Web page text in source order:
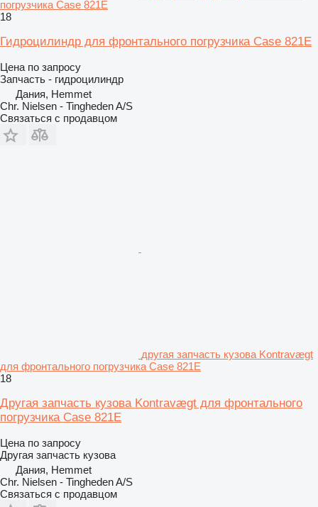
погрузчика Case 821E
18
Гидроцилиндр для фронтального погрузчика Case 821E
Цена по запросу
Запчасть - гидроцилиндр
Дания, Hemmet
Chr. Nielsen - Tingheden A/S
Связаться с продавцом
другая запчасть кузова Kontravægt
для фронтального погрузчика Case 821E
18
Другая запчасть кузова Kontravægt для фронтального
погрузчика Case 821E
Цена по запросу
Другая запчасть кузова
Дания, Hemmet
Chr. Nielsen - Tingheden A/S
Связаться с продавцом